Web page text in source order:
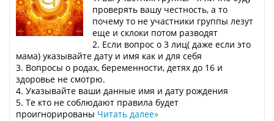
проверять вашу честность, а то
почему то не участники группы лезут
еще и склоки потом разводят
2. Если вопрос о 3 лиц( даже если это
мама) указывайте дату и имя как и для себя
3. Вопросы о родах, беременности, детях до 16 и
здоровье не смотрю.
4. Указывайте ваши данные имя и дату рождения
5. Те кто не соблюдают правила будет
проигнорированы Читать далее»